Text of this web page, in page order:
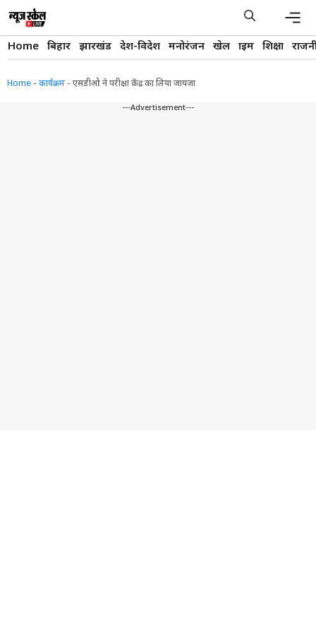
content
Home बिहार झारखंड देश-विदेश मनोरंजन खेल क्राइम शिक्षा
Home - कार्यक्रम - एसडीओ ने परीक्षा केंद्र का लिया जायजा
---Advertisement---